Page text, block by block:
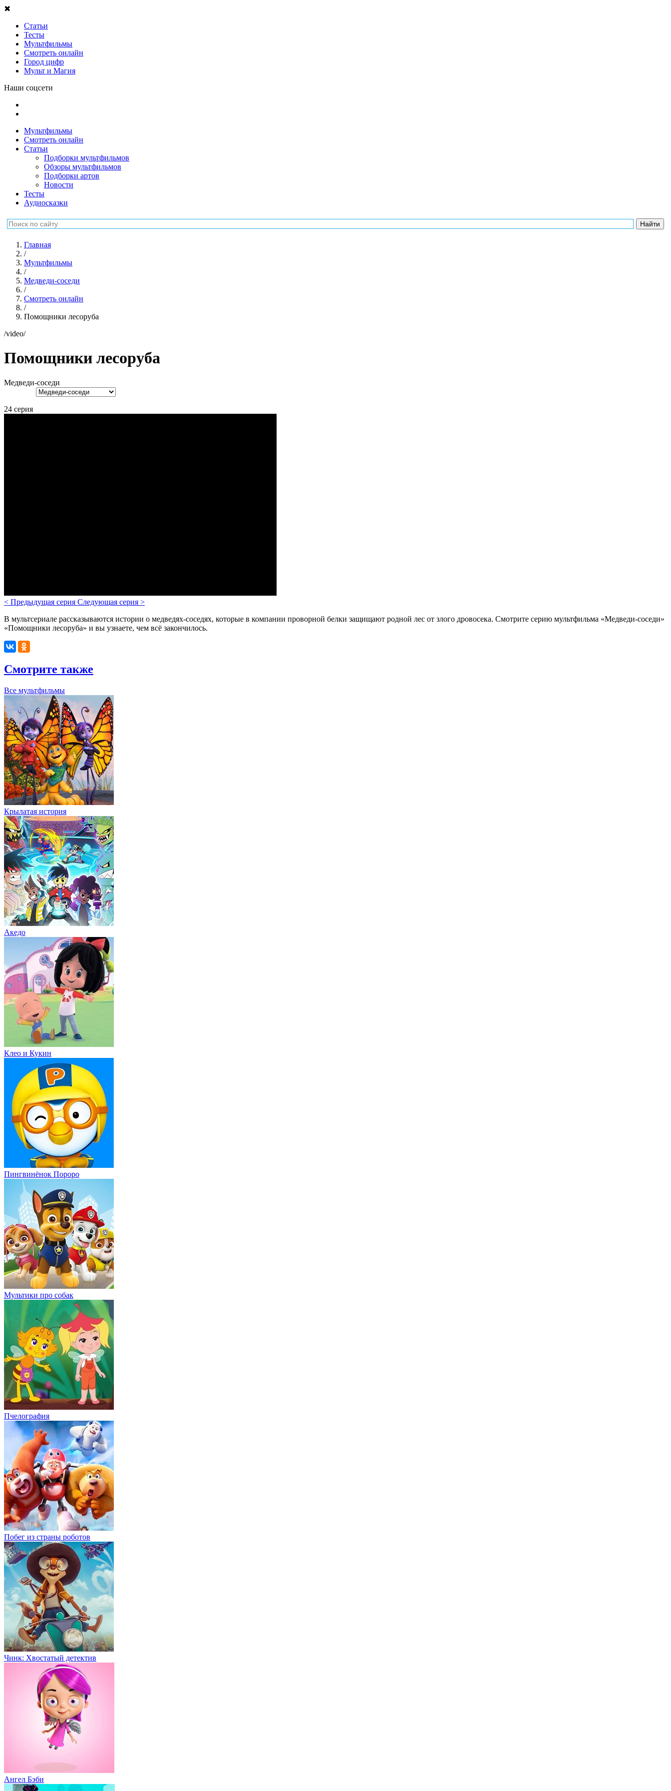
✖
Статьи
Тесты
Мультфильмы
Смотреть онлайн
Город цифр
Мульт и Магия
Наши соцсети
Мультфильмы
Смотреть онлайн
Статьи
Подборки мультфильмов
Обзоры мультфильмов
Подборки артов
Новости
Тесты
Аудиосказки
Главная
/
Мультфильмы
/
Медведи-соседи
/
Смотреть онлайн
/
Помощники лесоруба
/video/
Помощники лесоруба
Медведи-соседи
24 серия
< Предыдущая серия Следующая серия >
В мультсериале рассказываются истории о медведях-соседях, которые в компании проворной белки защищают родной лес от злого дровосека. Смотрите серию мультфильма «Медведи-соседи»
«Помощники лесоруба» и вы узнаете, чем всё закончилось.
Смотрите также
Все мультфильмы
Крылатая история
Акедо
Клео и Кукин
Пингвинёнок Пороро
Мультики про собак
Пчелография
Побег из страны роботов
Чинк: Хвостатый детектив
Ангел Бэби